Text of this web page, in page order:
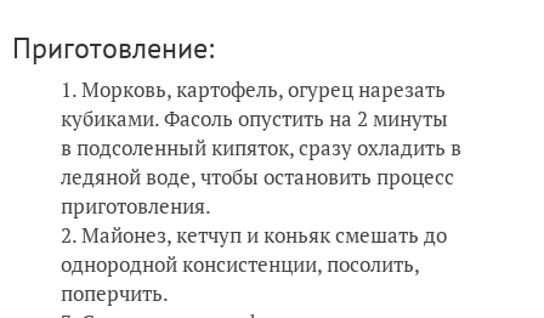
Приготовление:
Морковь, картофель, огурец нарезать
кубиками. Фасоль опустить на 2 минуты
в подсоленный кипяток, сразу охладить в
ледяной воде, чтобы остановить процесс
приготовления.
Майонез, кетчуп и коньяк смешать до
однородной консистенции, посолить,
поперчить.